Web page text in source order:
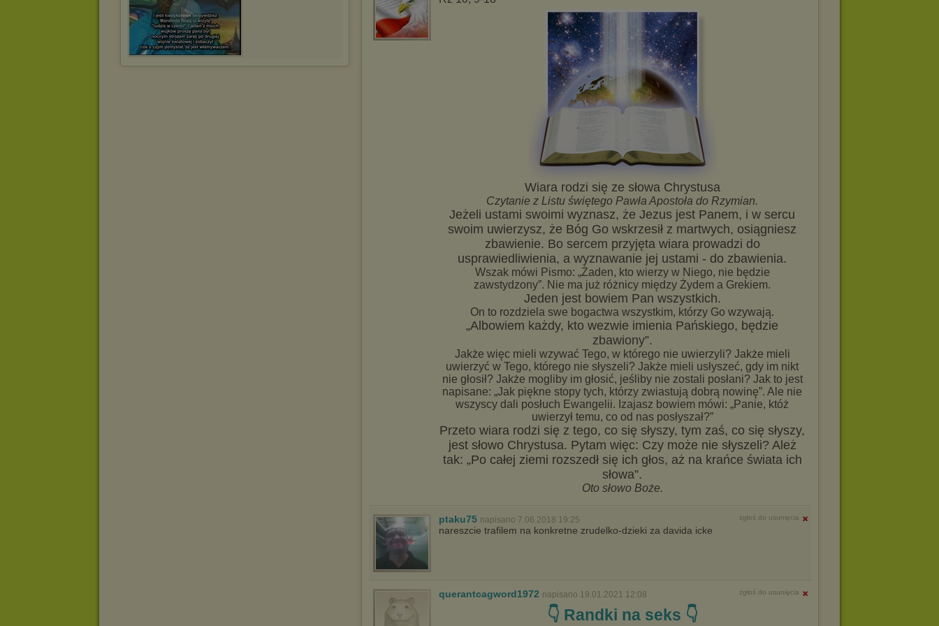
Wiara rodzi się ze słowa Chrystusa
Czytanie z Listu świętego Pawła Apostoła do Rzymian.
Jeżeli ustami swoimi wyznasz, że Jezus jest Panem, i w sercu
swoim uwierzysz, że Bóg Go wskrzesił z martwych, osiągniesz
zbawienie. Bo sercem przyjęta wiara prowadzi do
usprawiedliwienia, a wyznawanie jej ustami - do zbawienia.
Wszak mówi Pismo: „Żaden, kto wierzy w Niego, nie będzie
zawstydzony”. Nie ma już różnicy między Żydem a Grekiem.
Jeden jest bowiem Pan wszystkich.
On to rozdziela swe bogactwa wszystkim, którzy Go wzywają.
„Albowiem każdy, kto wezwie imienia Pańskiego, będzie
zbawiony”.
Jakże więc mieli wzywać Tego, w którego nie uwierzyli? Jakże mieli
uwierzyć w Tego, którego nie słyszeli? Jakże mieli usłyszeć, gdy im nikt
nie głosił? Jakże mogliby im głosić, jeśliby nie zostali posłani? Jak to jest
napisane: „Jak piękne stopy tych, którzy zwiastują dobrą nowinę”. Ale nie
wszyscy dali posłuch Ewangelii. Izajasz bowiem mówi: „Panie, któż
uwierzył temu, co od nas posłyszał?”
Przeto wiara rodzi się z tego, co się słyszy, tym zaś, co się słyszy,
jest słowo Chrystusa. Pytam więc: Czy może nie słyszeli? Ależ
tak: „Po całej ziemi rozszedł się ich głos, aż na krańce świata ich
słowa”.
Oto słowo Boże.
ptaku75 napisano 7.06.2018 19:25 zgłoś do usunięcia
nareszcie trafilem na konkretne zrudelko-dzieki za davida icke
querantcagword1972 napisano 19.01.2021 12:08 zgłoś do usunięcia
👇 Randki na seks 👇